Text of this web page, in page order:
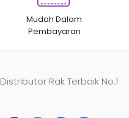
Mudah Dalam
Pembayaran
Distributor Rak Terbaik No.1